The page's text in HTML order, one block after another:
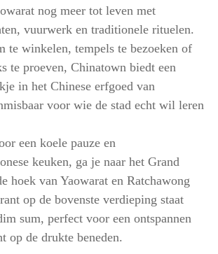
nog meer tot leven met
vuurwerk en traditionele rituelen.
te winkelen, tempels te bezoeken of
te proeven, Chinatown biedt een
in het Chinese erfgoed van
voor wie de stad echt wil leren
een koele pauze en
keuken, ga je naar het Grand
hoek van Yaowarat en Ratchawong
op de bovenste verdieping staat
sum, perfect voor een ontspannen
op de drukte beneden.